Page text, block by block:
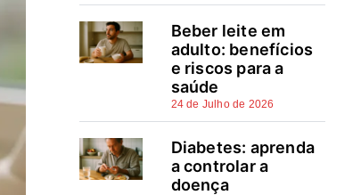
Cuidados essenciais com as
unhas em casa
Preparação: a base de tudo
Cuidado com as cutículas
Aplicação e proteção do verniz
Hidratação diária
Beber leite em
adulto: benefícios
e riscos para a
saúde
24 de Julho de 2026
Diabetes: aprenda
a controlar a
doença